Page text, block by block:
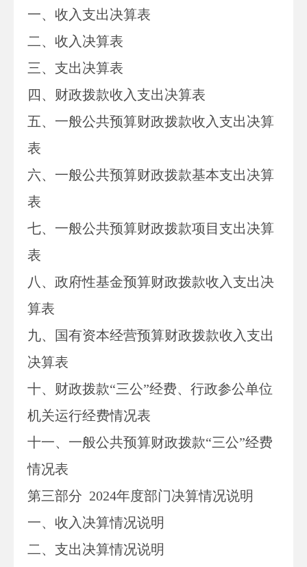
一、收入支出决算表
二、收入决算表
三、支出决算表
四、财政拨款收入支出决算表
五、一般公共预算财政拨款收入支出决算
表
六、一般公共预算财政拨款基本支出决算
表
七、 一般公共预算财政拨款项目支出决算
表
八 、政府性基金预算财政拨款收入支出决
算表
九、国有资本经营预算财政拨款收入支出
决算表
十、 财政拨款“三公”经费、行政参公单位
机关运行经费情况表
十一、一般公共预算财政拨款“三公”经费
情况表
第三部分 2024年度部门决算情况说明
一、收入决算情况说明
二、支出决算情况说明